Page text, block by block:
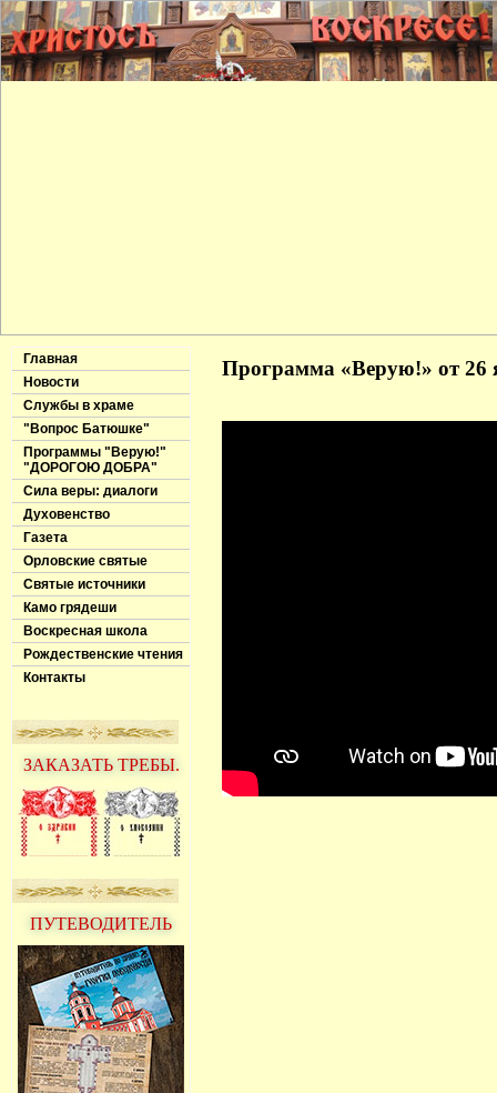
Главная
Новости
Службы в храме
"Вопрос Батюшке"
Программы "Верую!"
"ДОРОГОЮ ДОБРА"
Сила веры: диалоги
Духовенство
Газета
Орловские святые
Святые источники
Камо грядеши
Воскресная школа
Рождественские чтения
Контакты
ЗАКАЗАТЬ ТРЕБЫ.
ПУТЕВОДИТЕЛЬ
Программа «Верую!» от 26